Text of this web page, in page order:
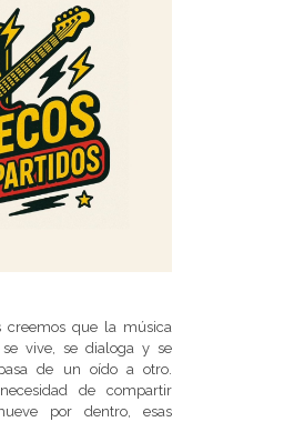
creemos que la música
vive, se dialoga y se
de un oído a otro.
de compartir
por dentro, esas